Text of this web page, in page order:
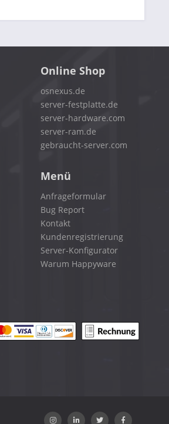
Online Shop
osnexus.de
server-festplatte.de
server-hardware.com
server-ram.de
gebraucht-server.com
Menü
Anfrageformular
Bug Report
Kontakt
Kundenregistrierung
Server-Konfigurator
Warum Happyware